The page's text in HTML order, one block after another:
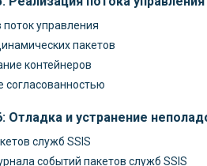
поток управления
пакетов
контейнеров
согласованностью
Отладка и устранение
служб SSIS
событий пакетов служб SSIS